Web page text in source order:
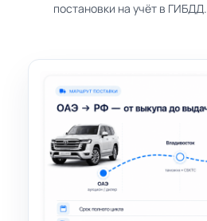
постановки на учёт в ГИБДД.